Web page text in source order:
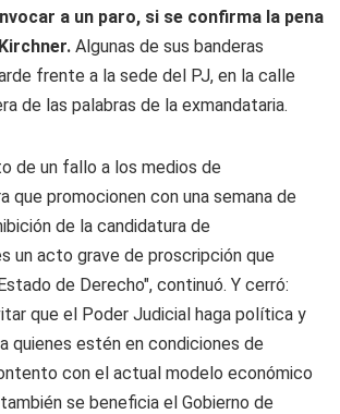
a un paro, si se confirma la pena
Algunas de sus banderas
frente a la sede del PJ, en la calle
de las palabras de la exmandataria.
de un fallo a los medios de
que promocionen con una semana de
de la candidatura de
un acto grave de proscripción que
de Derecho", continuó. Y cerró:
que el Poder Judicial haga política y
quienes estén en condiciones de
con el actual modelo económico
se beneficia el Gobierno de